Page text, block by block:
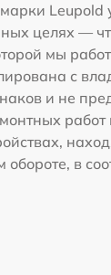
целях —
мы
с
и не
работ
в